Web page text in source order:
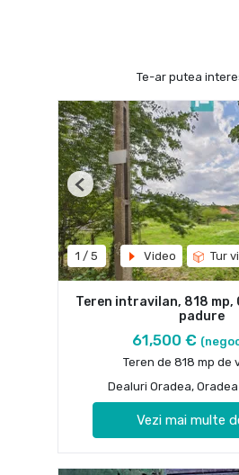
Te-ar putea
1 / 5 Video Tur
Previous
Teren intravilan, 818 mp,
padure
61,500 €
Teren de 818 mp de
Dealuri Oradea, Oradea
Vezi mai multe